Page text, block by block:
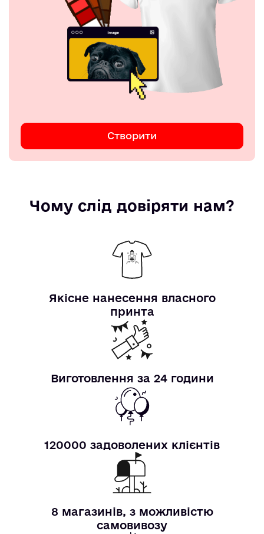
Створити
Чому слід довіряти нам?
Якісне нанесення власного
принта
Виготовлення за 24 години
120000 задоволених клієнтів
8 магазинів, з можливістю
самовивозу